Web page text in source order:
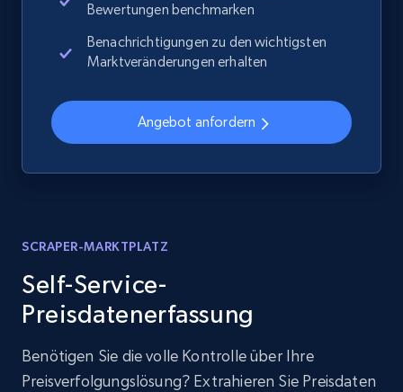
Bewertungen benchmarken
Benachrichtigungen zu den wichtigsten
Marktveränderungen erhalten
Angebot anfordern
SCRAPER-MARKTPLATZ
Self-Service-
Preisdatenerfassung
Benötigen Sie die volle Kontrolle über Ihre
Preisverfolgungslösung? Extrahieren Sie Preisdaten